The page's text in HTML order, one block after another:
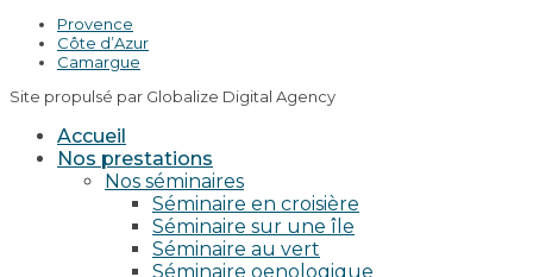
Provence
Côte d’Azur
Camargue
Site propulsé par Globalize Digital Agency
Accueil
Nos prestations
Nos séminaires
Séminaire en croisière
Séminaire sur une île
Séminaire au vert
Séminaire oenologique